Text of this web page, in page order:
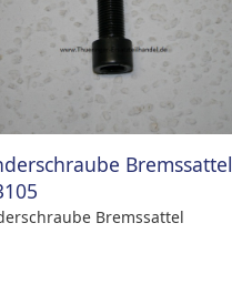
Bremssattel
Bremssattel